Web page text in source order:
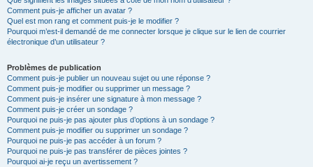
Comment puis-je afficher un avatar ?
Quel est mon rang et comment puis-je le modifier ?
Pourquoi m’est-il demandé de me connecter lorsque je clique sur le lien de courrier
électronique d’un utilisateur ?
Problèmes de publication
Comment puis-je publier un nouveau sujet ou une réponse ?
Comment puis-je modifier ou supprimer un message ?
Comment puis-je insérer une signature à mon message ?
Comment puis-je créer un sondage ?
Pourquoi ne puis-je pas ajouter plus d’options à un sondage ?
Comment puis-je modifier ou supprimer un sondage ?
Pourquoi ne puis-je pas accéder à un forum ?
Pourquoi ne puis-je pas transférer de pièces jointes ?
Pourquoi ai-je reçu un avertissement ?